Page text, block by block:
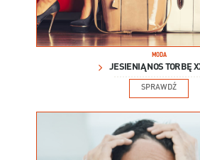
MODA
JESIENIĄ NOŚ TORBĘ
SPRAWDŹ